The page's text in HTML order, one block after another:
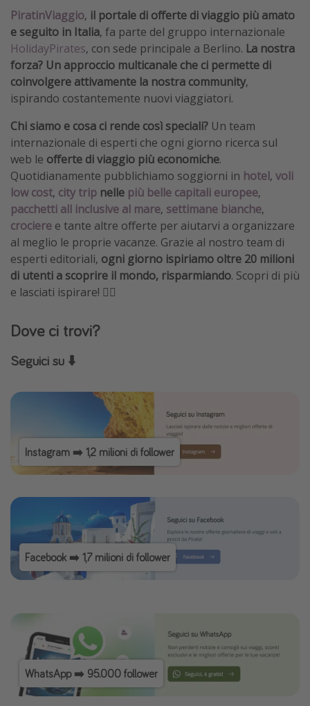
Tipo di vacanza
Vacanze last minute
Vacanze all inclusive
Vacanze estate 2026
Vacanze di Pasqua 2026
Last minute capodanno
Vacanze con bambini
Vacanze al mare
Viaggi per single
Altri argomenti
Travel magazine
Calendario di viaggio
Festività del 2026
Città più visitate
PiratinViaggio, il portale di offerte di viaggio più amato
e seguito in Italia, fa parte del gruppo internazionale
HolidayPirates, con sede principale a Berlino. La nostra
forza? Un approccio multicanale che ci permette di
coinvolgere attivamente la nostra community,
ispirando costantemente nuovi viaggiatori.
Chi siamo e cosa ci rende così speciali? Un team
internazionale di esperti che ogni giorno ricerca sul
web le offerte di viaggio più economiche.
Quotidianamente pubblichiamo soggiorni in hotel, voli
low cost, city trip nelle più belle capitali europee,
pacchetti all inclusive al mare, settimane bianche,
crociere e tante altre offerte per aiutarvi a organizzare
al meglio le proprie vacanze. Grazie al nostro team di
esperti editoriali, ogni giorno ispiriamo oltre 20 milioni
di utenti a scoprire il mondo, risparmiando. Scopri di più
e lasciati ispirare! 🏴‍☠️
Dove ci trovi?
Seguici su ⬇️
Instagram ➡️ 1,2 milioni di follower
Facebook ➡️ 1,7 milioni di follower
WhatsApp ➡️ 95.000 follower